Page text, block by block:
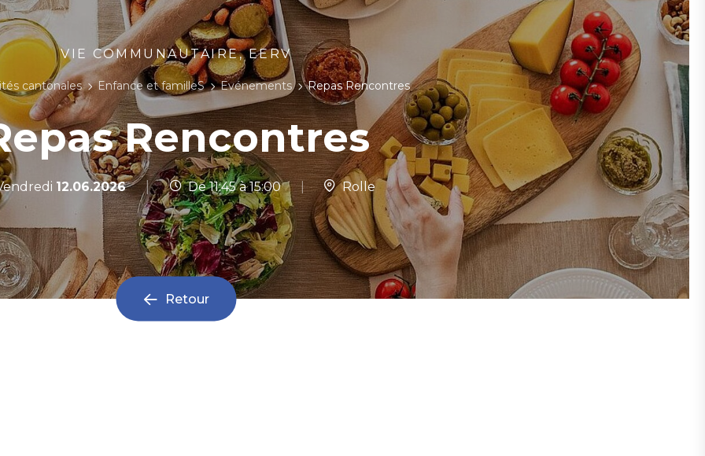
VIE COMMUNAUTAIRE, EERV
cantonales Enfance et familleS Evénements Repas Rencontres
Rencontres
12.06.2026 | De 11:45 à 15:00 | Rolle
Retour